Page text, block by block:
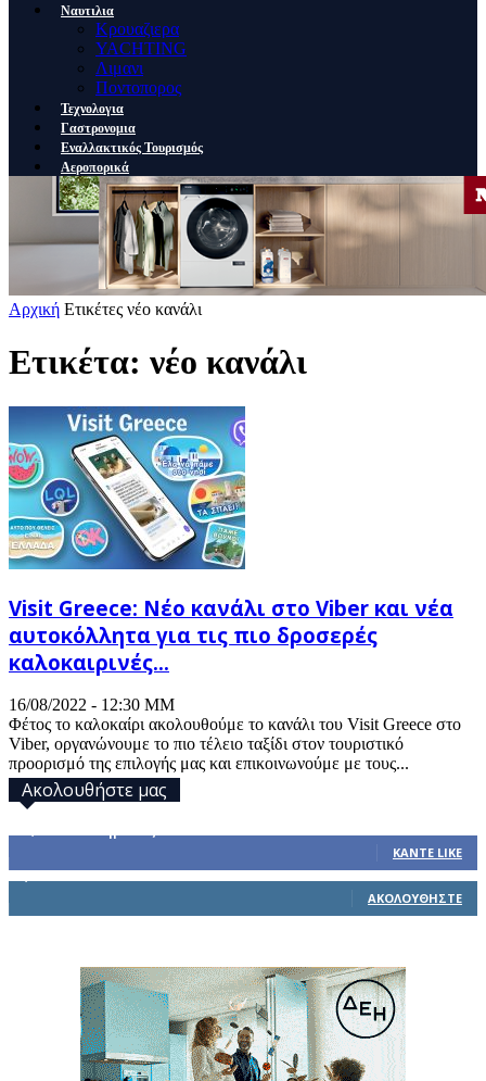
Ναυτιλια
Κρουαζιερα
YACHTING
Λιμανι
Ποντοπορος
Τεχνολογια
Γαστρονομια
Εναλλακτικός Τουρισμός
Αεροπορικά
Αρχική Ετικέτες νέο κανάλι
Ετικέτα: νέο κανάλι
Visit Greece: Νέο κανάλι στο Viber και νέα
αυτοκόλλητα για τις πιο δροσερές
καλοκαιρινές...
16/08/2022 - 12:30 ΜΜ
Φέτος το καλοκαίρι ακολουθούμε το κανάλι του Visit Greece στο
Viber, οργανώνουμε το πιο τέλειο ταξίδι στον τουριστικό
προορισμό της επιλογής μας και επικοινωνούμε με τους...
Ακολουθήστε μας
ΚΆΝΤΕ LIKE
ΑΚΟΛΟΥΘΉΣΤΕ